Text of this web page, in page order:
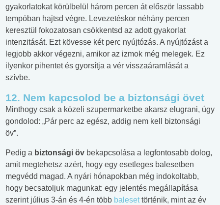
gyakorlatokat körülbelül három percen át először lassabb
tempóban hajtsd végre. Levezetéskor néhány percen
keresztül fokozatosan csökkentsd az adott gyakorlat
intenzitását. Ezt kövesse két perc nyújtózás. A nyújtózást a
legjobb akkor végezni, amikor az izmok még melegek. Ez
ilyenkor pihentet és gyorsítja a vér visszaáramlását a
szívbe.
12. Nem kapcsolod be a biztonsági övet
Minthogy csak a közeli szupermarketbe akarsz elugrani, úgy
gondolod: „Pár perc az egész, addig nem kell biztonsági
öv”.
Pedig a biztonsági öv bekapcsolása a legfontosabb dolog,
amit megtehetsz azért, hogy egy esetleges balesetben
megvédd magad. A nyári hónapokban még indokoltabb,
hogy becsatoljuk magunkat: egy jelentés megállapítása
szerint július 3-án és 4-én több balesettörténik, mint az év